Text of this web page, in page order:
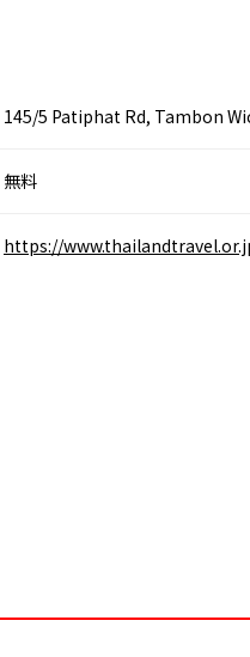
145/5 Patiphat Rd, Tambon
無料
https://